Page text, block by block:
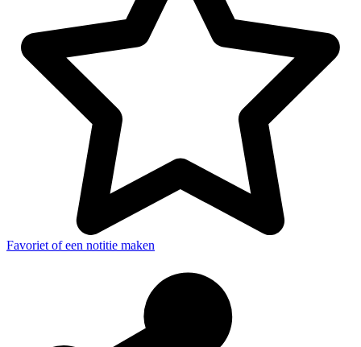
Favoriet of een notitie maken